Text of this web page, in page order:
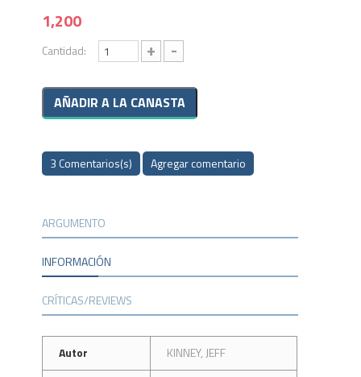
1,200
Cantidad: + -
3 Comentarios(s) Agregar comentario
ARGUMENTO
INFORMACIÓN
CRÍTICAS/REVIEWS
Autor
KINNEY, JEFF